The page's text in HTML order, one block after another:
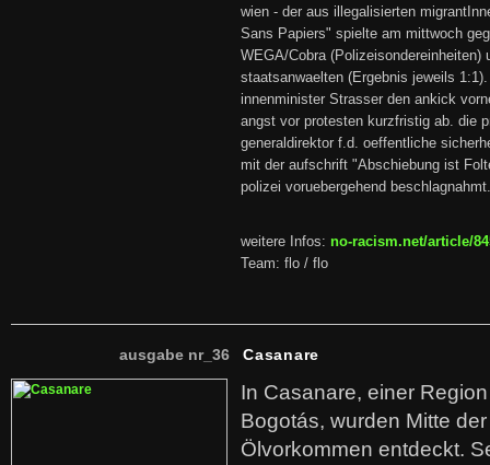
wien - der aus illegalisierten
Sans Papiers" spielte am mittwoch
WEGA/Cobra (Polizeisondereinheiten)
staatsanwaelten (Ergebnis jeweils
innenminister Strasser den ankick
angst vor protesten kurzfristig ab. die
generaldirektor f.d. oeffentliche
mit der aufschrift "Abschiebung ist
polizei voruebergehend beschlagnahmt.
weitere Infos: no-racism.net/article/
Team: flo / flo
ausgabe nr_36 Casanare
In Casanare, einer
Bogotás, wurden Mitte
Ölvorkommen entdeckt.